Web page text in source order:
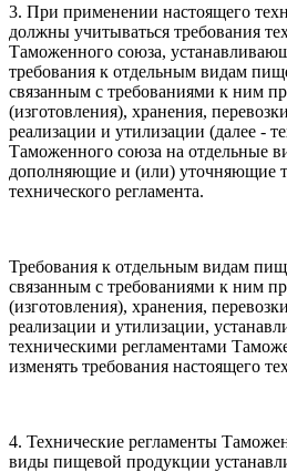
3. При применении настоящего
должны учитываться требования
Таможенного союза,
требования к отдельным видам
связанным с требованиями к ним
(изготовления), хранения,
реализации и утилизации (далее -
Таможенного союза на отдельные
дополняющие и (или) уточняющие
технического регламента.
Требования к отдельным видам
связанным с требованиями к ним
(изготовления), хранения,
реализации и утилизации,
техническими регламентами
изменять требования настоящего
4. Технические регламенты
виды пищевой продукции